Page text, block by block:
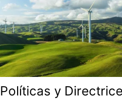
Políticas y